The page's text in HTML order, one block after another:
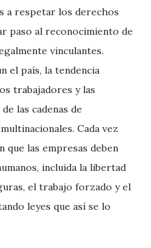
a respetar los derechos
paso al reconocimiento de
vinculantes.
el país, la tendencia
trabajadores y las
las cadenas de
Cada vez
que las empresas deben
incluida la libertad
el trabajo forzado y el
leyes que así se lo